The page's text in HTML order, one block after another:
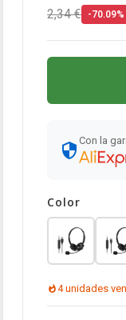
2,34 € -70.09%
Con la
Color
4 unidades